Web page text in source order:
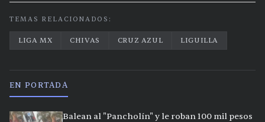
TEMAS RELACIONADOS:
LIGA MX CHIVAS CRUZ AZUL LIGUILLA
EN PORTADA
Balean al "Pancholín" y le roban 100 mil pesos